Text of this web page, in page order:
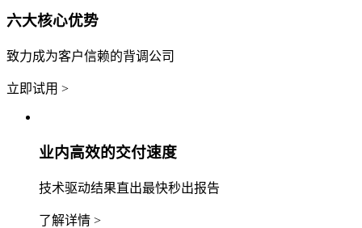
六大核心优势
致力成为客户信赖的背调公司
立即试用 >
业内高效的交付速度
技术驱动结果直出最快秒出报告
了解详情 >